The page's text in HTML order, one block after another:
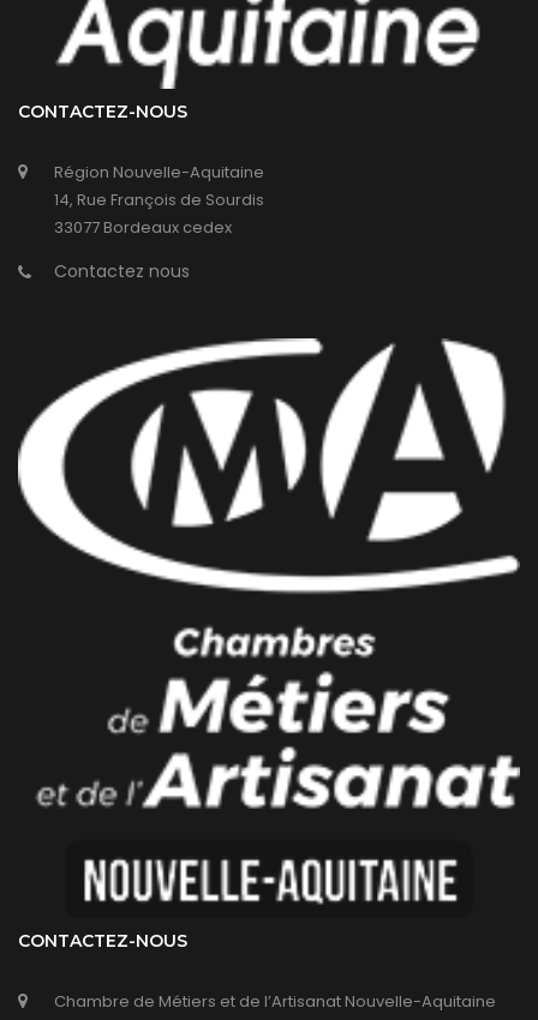
CONTACTEZ-NOUS
Région Nouvelle-Aquitaine
14, Rue François de Sourdis
33077 Bordeaux cedex
Contactez nous
CONTACTEZ-NOUS
Chambre de Métiers et de l’Artisanat Nouvelle-Aquitaine